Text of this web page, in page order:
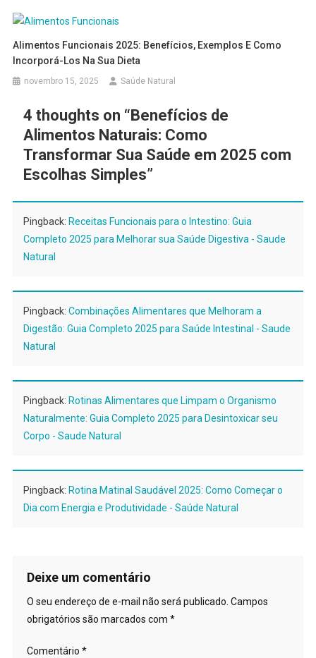
Alimentos Funcionais 2025: Benefícios, Exemplos E Como
Incorporá-Los Na Sua Dieta
novembro 15, 2025 Saúde Natural
4 thoughts on “Benefícios de
Alimentos Naturais: Como
Transformar Sua Saúde em 2025 com
Escolhas Simples”
Pingback: Receitas Funcionais para o Intestino: Guia
Completo 2025 para Melhorar sua Saúde Digestiva - Saude
Natural
Pingback: Combinações Alimentares que Melhoram a
Digestão: Guia Completo 2025 para Saúde Intestinal - Saude
Natural
Pingback: Rotinas Alimentares que Limpam o Organismo
Naturalmente: Guia Completo 2025 para Desintoxicar seu
Corpo - Saude Natural
Pingback: Rotina Matinal Saudável 2025: Como Começar o
Dia com Energia e Produtividade - Saúde Natural
Deixe um comentário
O seu endereço de e-mail não será publicado. Campos
obrigatórios são marcados com *
Comentário *